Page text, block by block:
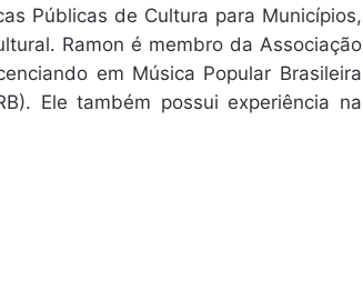
Públicas de Cultura para Municípios,
Ramon é membro da Associação
em Música Popular Brasileira
Ele também possui experiência na